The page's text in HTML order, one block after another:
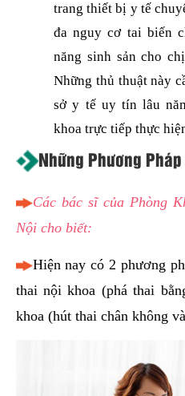
trang thiết bị y tế
đa nguy cơ tai biến
năng sinh sản cho
Những thủ thuật này
sở y tế uy tín lâu
khoa trực tiếp thực
Những Phương
Các bác sĩ của Phòng
Nội cho biết:
Hiện nay có 2 phương
thai nội khoa (phá thai
khoa (hút thai chân không